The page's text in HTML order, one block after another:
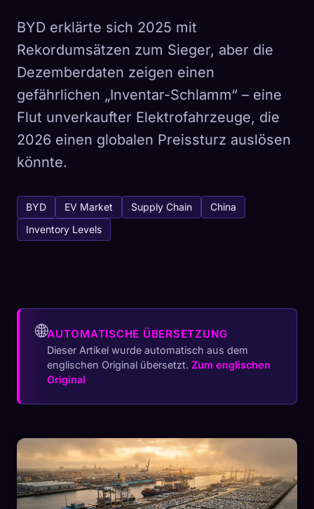
BYD erklärte sich 2025 mit
Rekordumsätzen zum Sieger, aber die
Dezemberdaten zeigen einen
gefährlichen „Inventar-Schlamm“ – eine
Flut unverkaufter Elektrofahrzeuge, die
2026 einen globalen Preissturz auslösen
könnte.
BYD EV Market Supply Chain
China
Inventory Levels
🌐AUTOMATISCHE ÜBERSETZUNG
Dieser Artikel wurde automatisch aus dem
englischen Original übersetzt. Zum englischen
Original